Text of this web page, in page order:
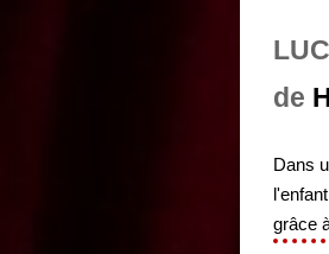
de
Dans
grâce